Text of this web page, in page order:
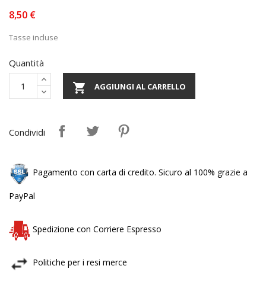
8,50 €
Tasse incluse
Quantità
 AGGIUNGI AL CARRELLO
Condividi
Pagamento con carta di credito. Sicuro al 100% grazie a
PayPal
Spedizione con Corriere Espresso
Politiche per i resi merce